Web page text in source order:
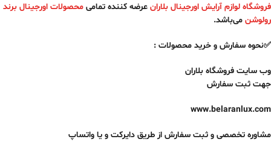
فروشگاه لوازم آرایش اورجینال بلاران عرضه کننده تمامی محصولات اورجینال برند
رولوشن می‌باشد.
✅نحوه سفارش و خرید محصولات :
وب سایت فروشگاه بلاران
جهت ثبت سفارش
www.belaranlux.com
مشاوره تخصصی و ثبت سفارش از طریق دایرکت و یا واتساپ